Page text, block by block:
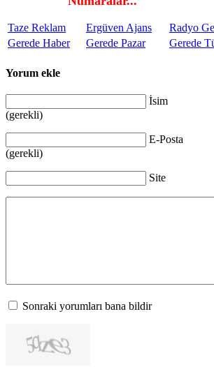
Taze Reklam Ergüven Ajans Radyo
Gerede Haber
Gerede Pazar Gerede
Yorum ekle
İsim
(gerekli)
E-Posta
(gerekli)
Site
Sonraki yorumları bana bildir